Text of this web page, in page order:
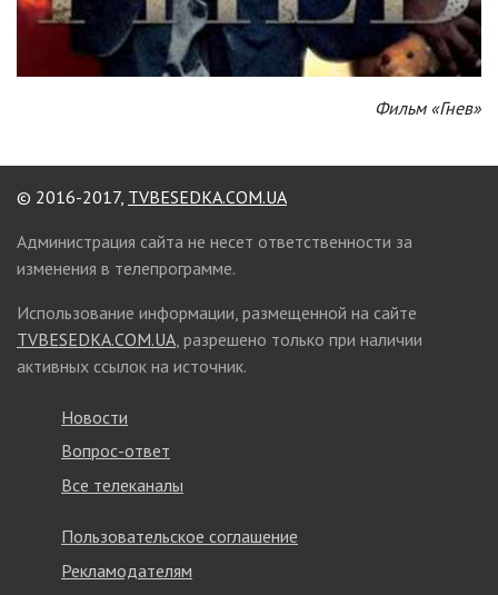
Фильм «Гнев»
© 2016-2017, TVBESEDKA.COM.UA
Администрация сайта не несет ответственности за
изменения в телепрограмме.
Использование информации, размещенной на сайте
TVBESEDKA.COM.UA , разрешено только при наличии
активных ссылок на источник.
Новости
Вопрос-ответ
Все телеканалы
Пользовательское соглашение
Рекламодателям